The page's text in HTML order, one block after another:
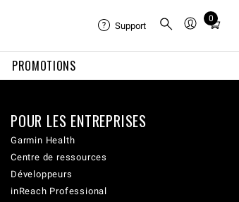
PROMOTIONS
Support
0
Total
cart:
POUR LES ENTREPRISES
Garmin Health
Centre de ressources
Développeurs
inReach Professional